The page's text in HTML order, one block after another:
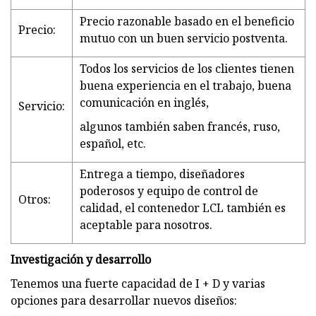
Precio:
Precio razonable basado en el beneficio
mutuo con un buen servicio postventa.
Servicio:
Todos los servicios de los clientes tienen
buena experiencia en el trabajo, buena
comunicación en inglés,
algunos también saben francés, ruso,
español, etc.
Otros:
Entrega a tiempo, diseñadores
poderosos y equipo de control de
calidad, el contenedor LCL también es
aceptable para nosotros.
Investigación y desarrollo
Tenemos una fuerte capacidad de I + D y varias
opciones para desarrollar nuevos diseños: